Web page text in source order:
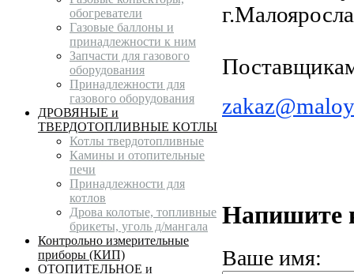
обогреватели
Газовые баллоны и
принадлежности к ним
Запчасти для газового
оборудования
Принадлежности для
газового оборудования
ДРОВЯНЫЕ и
ТВЕРДОТОПЛИВНЫЕ КОТЛЫ
Котлы твердотопливные
Камины и отопительные
печи
Принадлежности для
котлов
Дрова колотые, топливные
брикеты, уголь д/мангала
Контрольно измерительные
приборы (КИП)
ОТОПИТЕЛЬНОЕ и
Напишите
Ваше имя: